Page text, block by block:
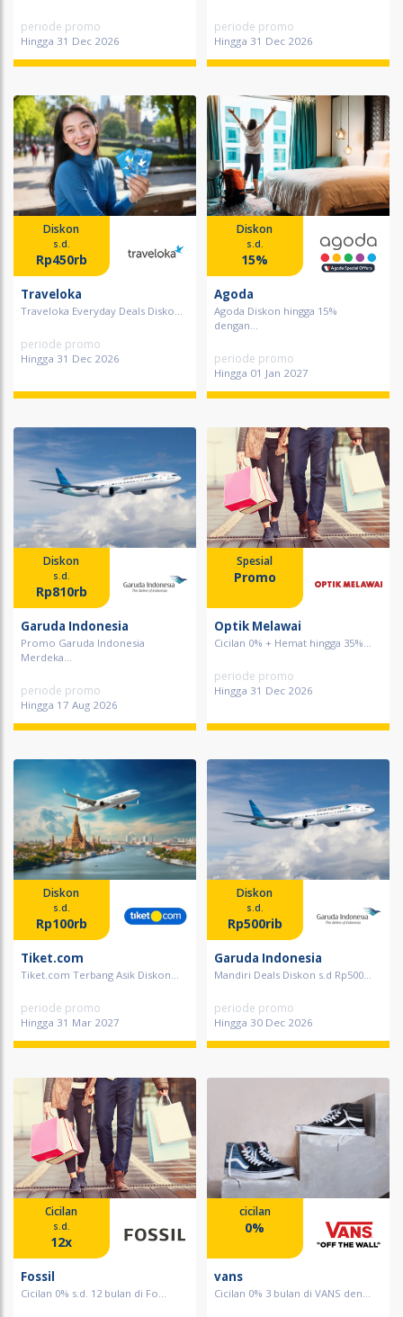
periode promo
Hingga 31 Dec 2026
periode promo
Hingga 31 Dec 2026
Diskon
s.d.
Rp450rb
Traveloka
Traveloka Everyday Deals Disko...
periode promo
Hingga 31 Dec 2026
Diskon
s.d.
15%
Agoda
Agoda Diskon hingga 15%
dengan...
periode promo
Hingga 01 Jan 2027
Diskon
s.d.
Rp810rb
Garuda Indonesia
Promo Garuda Indonesia
Merdeka...
periode promo
Hingga 17 Aug 2026
Spesial
Promo
Optik Melawai
Cicilan 0% + Hemat hingga 35%...
periode promo
Hingga 31 Dec 2026
Diskon
s.d.
Rp100rb
Tiket.com
Tiket.com Terbang Asik Diskon...
periode promo
Hingga 31 Mar 2027
Diskon
s.d.
Rp500rib
Garuda Indonesia
Mandiri Deals Diskon s.d Rp500...
periode promo
Hingga 30 Dec 2026
Cicilan
s.d.
12x
Fossil
Cicilan 0% s.d. 12 bulan di Fo...
cicilan
0%
vans
Cicilan 0% 3 bulan di VANS den...